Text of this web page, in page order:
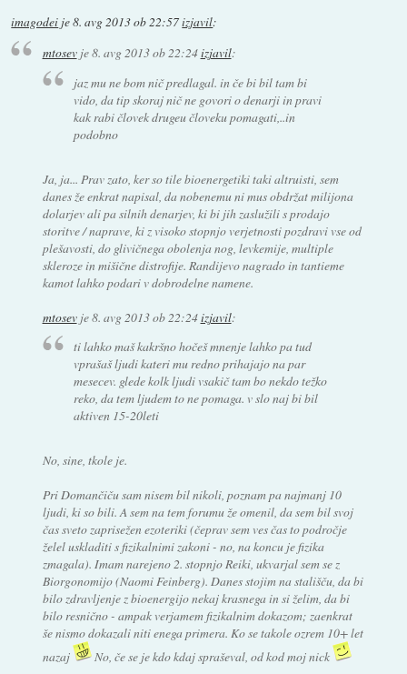
imagodei je8. avg 2013 ob 22:57izjavil:
mtosevje8. avg 2013 ob 22:24izjavil:
jaz mu ne bom nič predlagal. in če bi bil tam bi
vido, da tip skoraj nič ne govori o denarji in pravi
kak rabi človek drugeu človeku pomagati,..in
podobno
Ja, ja... Prav zato, ker so tile bioenergetiki taki altruisti, sem
danes že enkrat napisal, da nobenemu ni mus obdržat milijona
dolarjev ali pa silnih denarjev, ki bi jih zaslužili s prodajo
storitve / naprave, ki z visoko stopnjo verjetnosti pozdravi vse od
plešavosti, do glivičnega obolenja nog, levkemije, multiple
skleroze in mišične distrofije. Randijevo nagrado in tantieme
kamot lahko podari v dobrodelne namene.
mtosevje8. avg 2013 ob 22:24izjavil:
ti lahko maš kakršno hočeš mnenje lahko pa tud
vprašaš ljudi kateri mu redno prihajajo na par
mesecev. glede kolk ljudi vsakič tam bo nekdo težko
reko, da tem ljudem to ne pomaga. v slo naj bi bil
aktiven 15-20leti
No, sine, tkole je.
Pri Domančiču sam nisem bil nikoli, poznam pa najmanj 10
ljudi, ki so bili. A sem na tem forumu že omenil, da sem bil svoj
čas sveto zaprisežen ezoteriki (čeprav sem ves čas to področje
želel uskladiti s fizikalnimi zakoni - no, na koncu je fizika
zmagala). Imam narejeno 2. stopnjo Reiki, ukvarjal sem se z
Biorgonomijo (Naomi Feinberg). Danes stojim na stališču, da bi
bilo zdravljenje z bioenergijo nekaj krasnega in si želim, da bi
bilo resnično - ampak verjamem fizikalnim dokazom; zaenkrat
še nismo dokazali niti enega primera. Ko se takole ozrem 10+ let
nazaj
No, če se je kdo kdaj spraševal, od kod moj nick